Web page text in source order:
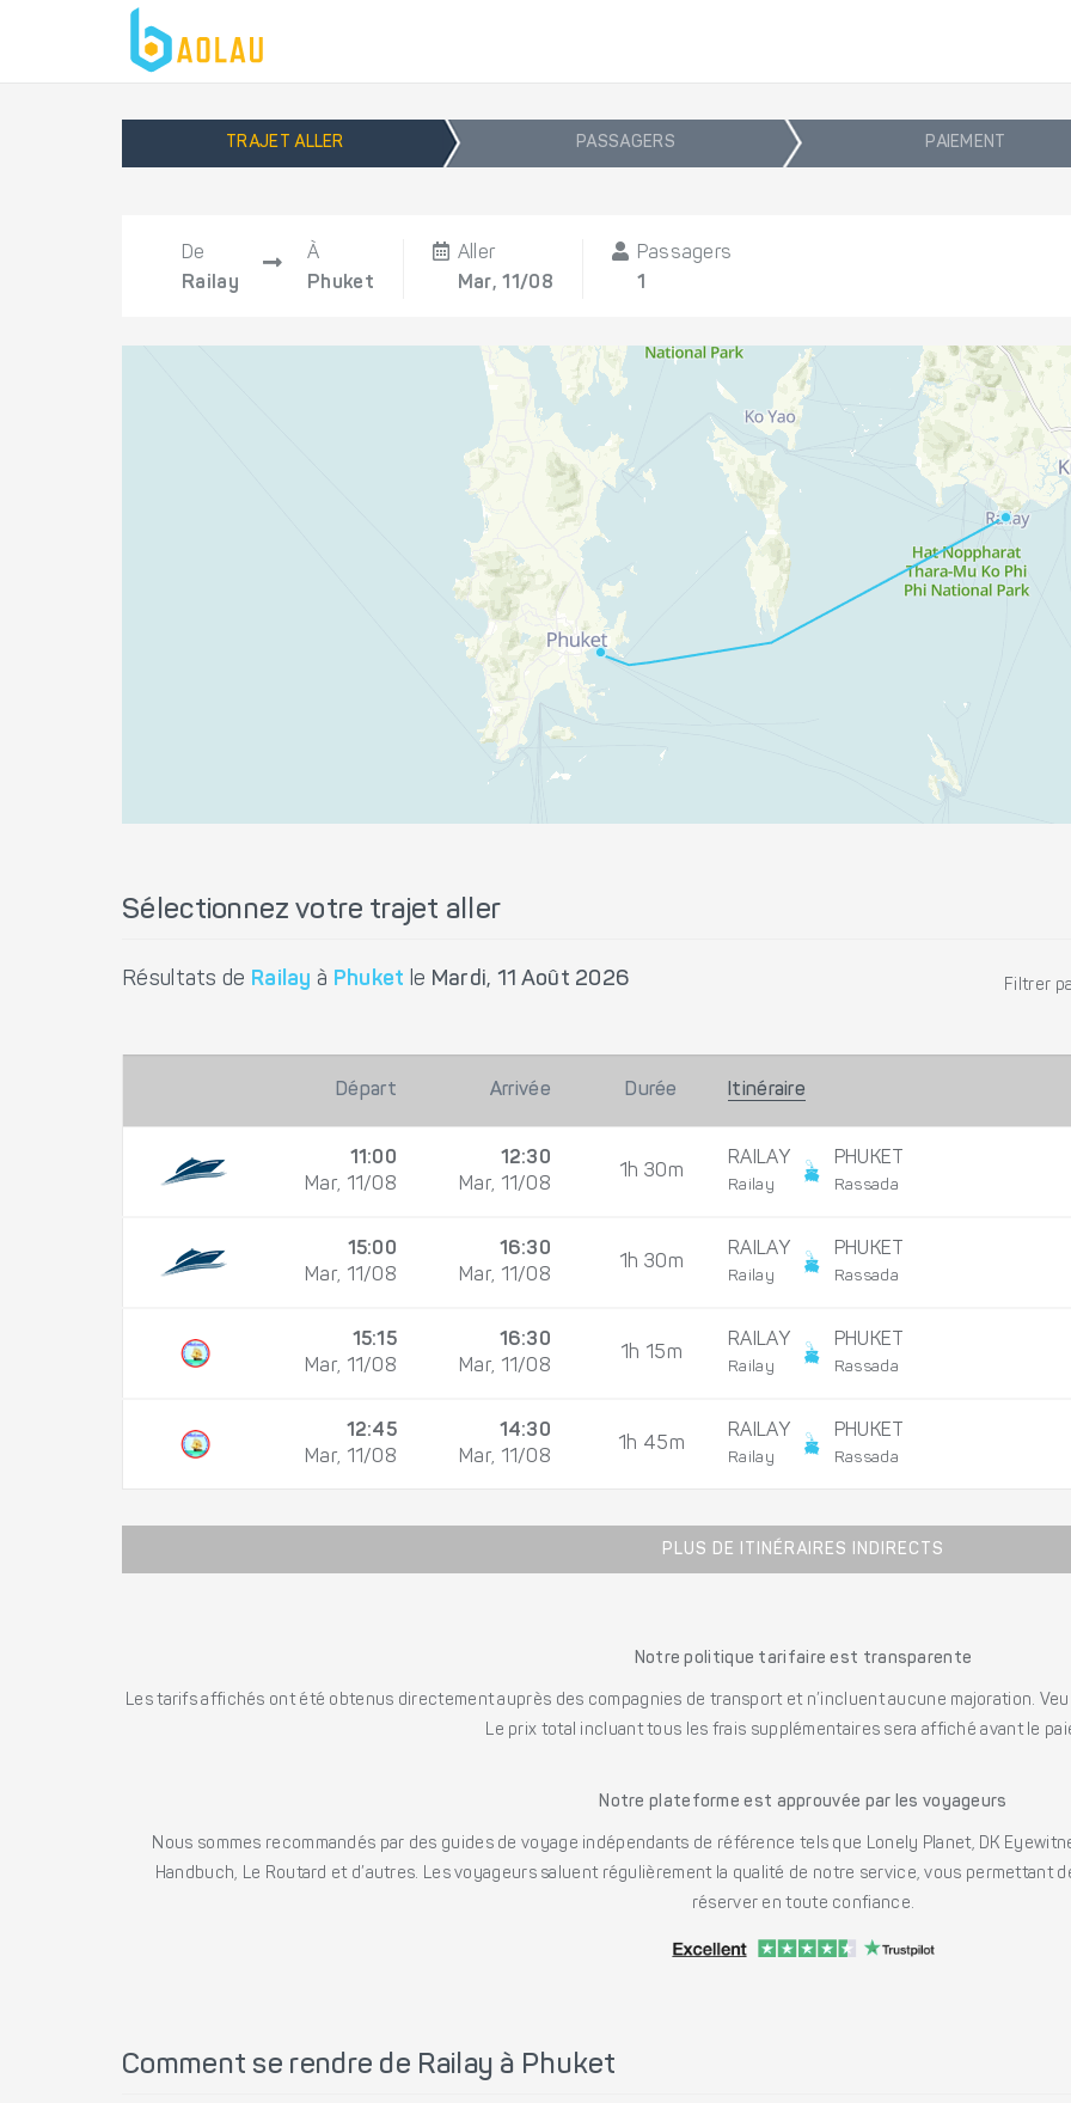
TRAJET ALLER PASSAGERS PAIEMENT
De
Railay
À
Phuket
Aller
Mar, 11/08
Passagers
1
Sélectionnez votre trajet aller
Résultats de Railay à Phuket le Mardi, 11 Août 2026 Filtrer
Départ Arrivée Durée Itinéraire
11:00
Mar, 11/08
12:30
Mar, 11/08
1h 30m
RAILAY
Railay
PHUKET
Rassada
15:00
Mar, 11/08
16:30
Mar, 11/08
1h 30m
RAILAY
Railay
PHUKET
Rassada
15:15
Mar, 11/08
16:30
Mar, 11/08
1h 15m
RAILAY
Railay
PHUKET
Rassada
12:45
Mar, 11/08
14:30
Mar, 11/08
1h 45m
RAILAY
Railay
PHUKET
Rassada
PLUS DE ITINÉRAIRES INDIRECTS
Notre politique tarifaire est transparente
Les tarifs affichés ont été obtenus directement auprès des compagnies de transport et n’incluent aucune majoration.
Le prix total incluant tous les frais supplémentaires sera affiché avant le
Notre plateforme est approuvée par les voyageurs
Nous sommes recommandés par des guides de voyage indépendants de référence tels que Lonely Planet, DK
Handbuch, Le Routard et d’autres. Les voyageurs saluent régulièrement la qualité de notre service, vous permettant
réserver en toute confiance.
Comment se rendre de Railay à Phuket